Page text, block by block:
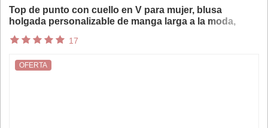
Top de punto con cuello en V para mujer, blusa
holgada personalizable de manga larga a la moda,
cuello en V para otoño y verano
17
OFERTA